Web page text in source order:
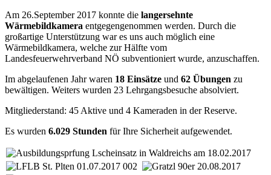
Am 26.September 2017 konnte die langersehnte
Wärmebildkamera entgegengenommen werden. Durch die
großartige Unterstützung war es uns auch möglich eine
Wärmebildkamera, welche zur Hälfte vom
Landesfeuerwehrverband NÖ subventioniert wurde, anzuschaffen.
Im abgelaufenen Jahr waren 18 Einsätze und 62 Übungen zu
bewältigen. Weiters wurden 23 Lehrgangsbesuche absolviert.
Mitgliederstand: 45 Aktive und 4 Kameraden in der Reserve.
Es wurden 6.029 Stunden für Ihre Sicherheit aufgewendet.